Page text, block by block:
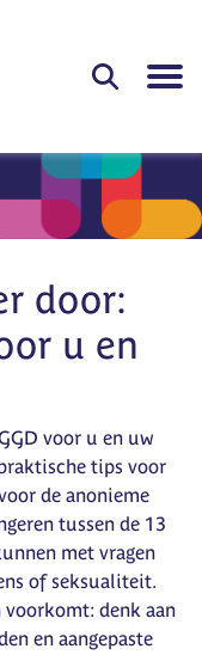
door:
u en
voor u en uw
tips voor
de anonieme
tussen de 13
met vragen
of seksualiteit.
denk aan
en aangepaste